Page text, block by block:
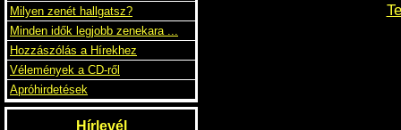
890 Ft 500 FT 1.5EURO
Fórum
Milyen zenét hallgatsz?
Minden idők legjobb zenekara ...